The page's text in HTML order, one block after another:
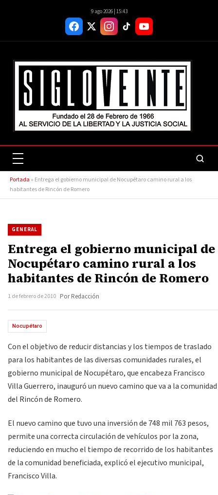
9 ago 2026 | 15:43
Portada » Entrega el gobierno municipal de Nocupétaro camino rural a los
habitantes de Rincón de Romero
GENERAL
Entrega el gobierno municipal de
Nocupétaro camino rural a los
habitantes de Rincón de Romero
1 de febrero de 2010 Por Redacción
Nocupétaro
Con el objetivo de reducir distancias y los tiempos de traslado
para los habitantes de las diversas comunidades rurales, el
gobierno municipal de Nocupétaro, que encabeza Francisco
Villa Guerrero, inauguró un nuevo camino que va a la comunidad
del Rincón de Romero.
El nuevo camino que tuvo una inversión de 748 mil 763 pesos,
permite una correcta circulación de vehículos por la zona,
reduciendo en mucho el tiempo de recorrido de los habitantes
de la comunidad beneficiada, explicó el ejecutivo municipal,
Francisco Villa.